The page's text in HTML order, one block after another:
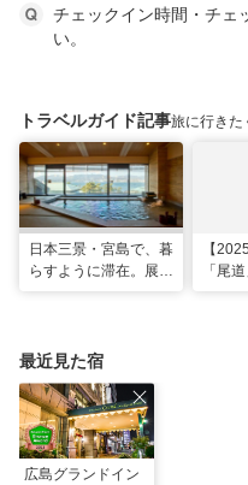
チェックイン時間・チェ
い。
トラベルガイド記事旅に行きた
日本三景・宮島で、暮
らすように滞在。展望
【
「尾
最近見た宿
広島グランドイン